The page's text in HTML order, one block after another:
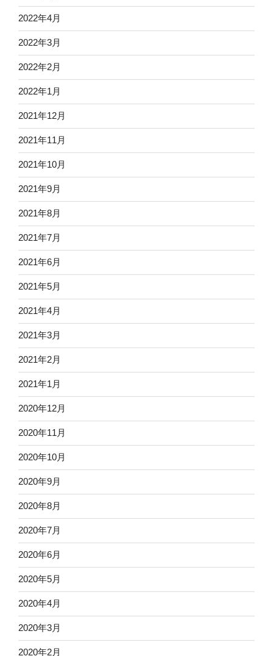
2022年4月
2022年3月
2022年2月
2022年1月
2021年12月
2021年11月
2021年10月
2021年9月
2021年8月
2021年7月
2021年6月
2021年5月
2021年4月
2021年3月
2021年2月
2021年1月
2020年12月
2020年11月
2020年10月
2020年9月
2020年8月
2020年7月
2020年6月
2020年5月
2020年4月
2020年3月
2020年2月